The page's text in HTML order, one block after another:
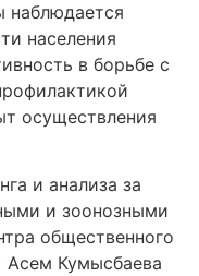
наблюдается
населения
в борьбе с
осуществления
и анализа за
и зоонозными
общественного
Кумысбаева